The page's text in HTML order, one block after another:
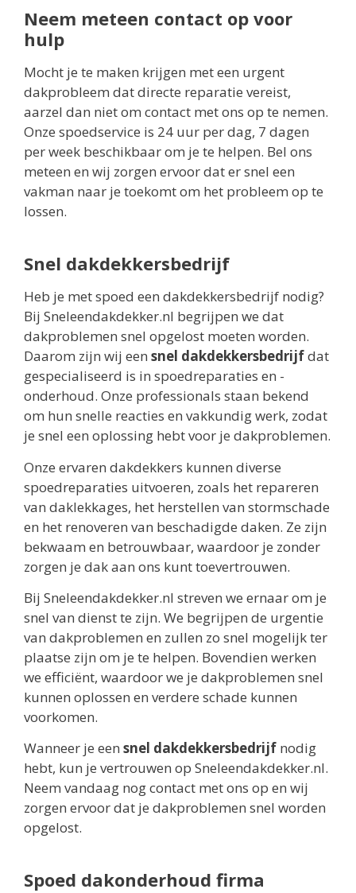
Neem meteen contact op voor
hulp
Mocht je te maken krijgen met een urgent
dakprobleem dat directe reparatie vereist,
aarzel dan niet om contact met ons op te nemen.
Onze spoedservice is 24 uur per dag, 7 dagen
per week beschikbaar om je te helpen. Bel ons
meteen en wij zorgen ervoor dat er snel een
vakman naar je toekomt om het probleem op te
lossen.
Snel dakdekkersbedrijf
Heb je met spoed een dakdekkersbedrijf nodig?
Bij Sneleendakdekker.nl begrijpen we dat
dakproblemen snel opgelost moeten worden.
Daarom zijn wij een snel dakdekkersbedrijfdat
gespecialiseerd is in spoedreparaties en -
onderhoud. Onze professionals staan bekend
om hun snelle reacties en vakkundig werk, zodat
je snel een oplossing hebt voor je dakproblemen.
Onze ervaren dakdekkers kunnen diverse
spoedreparaties uitvoeren, zoals het repareren
van daklekkages, het herstellen van stormschade
en het renoveren van beschadigde daken. Ze zijn
bekwaam en betrouwbaar, waardoor je zonder
zorgen je dak aan ons kunt toevertrouwen.
Bij Sneleendakdekker.nl streven we ernaar om je
snel van dienst te zijn. We begrijpen de urgentie
van dakproblemen en zullen zo snel mogelijk ter
plaatse zijn om je te helpen. Bovendien werken
we efficiënt, waardoor we je dakproblemen snel
kunnen oplossen en verdere schade kunnen
voorkomen.
Wanneer je een snel dakdekkersbedrijf nodig
hebt, kun je vertrouwen op Sneleendakdekker.nl.
Neem vandaag nog contact met ons op en wij
zorgen ervoor dat je dakproblemen snel worden
opgelost.
Spoed dakonderhoud firma